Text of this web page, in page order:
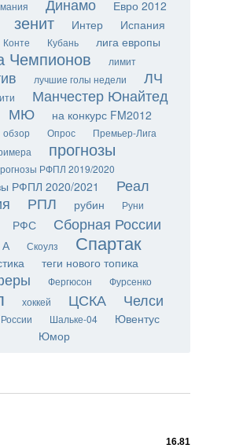
Евро 2012
зенит Интер
Испания
Конте Кубань лига европы
Чемпионов лимит
лучшие голы недели ЛЧ
Манчестер Юнайтед
МЮ на конкурс FM2012
обзор Опрос
Премьер-Лига
прогнозы
РФПЛ 2019/2020
РФПЛ 2020/2021
Реал
РПЛ рубин Руни
РФС Сборная России
А Скоулз Спартак
теги нового топика
Фергюсон Фурсенко
хоккей ЦСКА Челси
Шальке-04
Ювентус
Юмор
16.81